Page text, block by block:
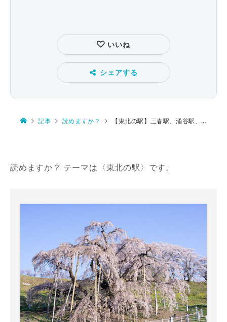
いいね
シェアする
記事 読めますか？ 【東北の駅】三春駅、涌谷駅、愛子駅、安積永盛駅
読めますか？ テーマは〈東北の駅〉です。